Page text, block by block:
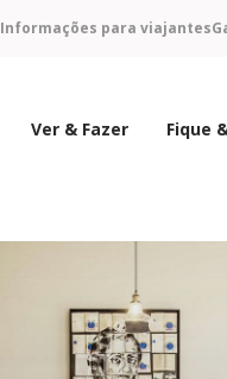
Informações para viajantes
Ver & Fazer Fique